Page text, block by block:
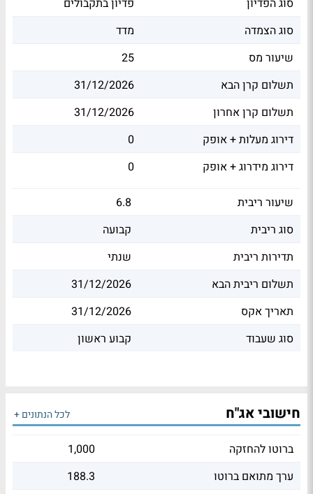
סוג הפדיון
פדיון בתקבולים
סוג הצמדה
מדד
שיעור מס
25
תשלום קרן הבא
31/12/2026
תשלום קרן אחרון
31/12/2026
דירוג מעלות + אופק
0
דירוג מידרוג + אופק
0
שיעור ריבית
6.8
סוג ריבית
קבועה
תדירות ריבית
שנתי
תשלום ריבית הבא
31/12/2026
תאריך אקס
31/12/2026
סוג שעבוד
קבוע ראשון
חישובי אג"ח לכל הנתונים +
ברוטו להחזקה
1,000
ערך מתואם ברוטו
188.3